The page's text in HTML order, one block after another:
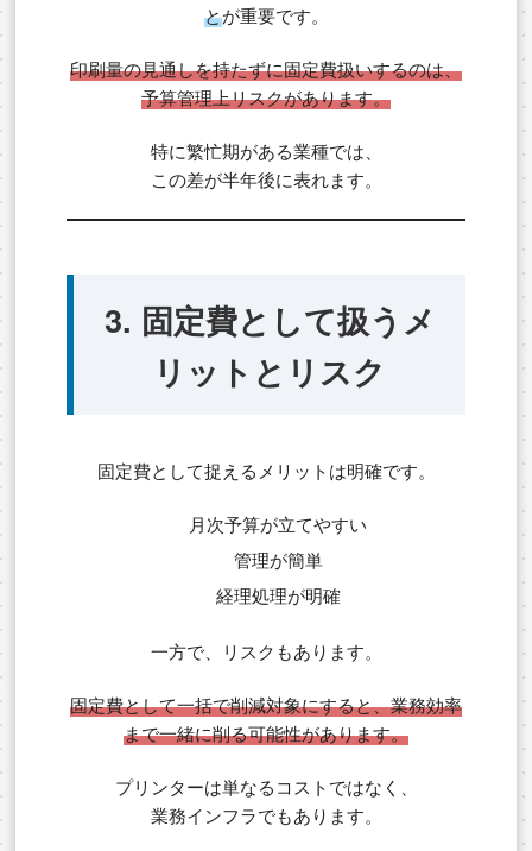
とが重要です。
印刷量の見通しを持たずに固定費扱いするのは、
予算管理上リスクがあります。
特に繁忙期がある業種では、
この差が半年後に表れます。
3. 固定費として扱うメ
リットとリスク
固定費として捉えるメリットは明確です。
月次予算が立てやすい
管理が簡単
経理処理が明確
一方で、リスクもあります。
固定費として一括で削減対象にすると、業務効率
まで一緒に削る可能性があります。
プリンターは単なるコストではなく、
業務インフラでもあります。